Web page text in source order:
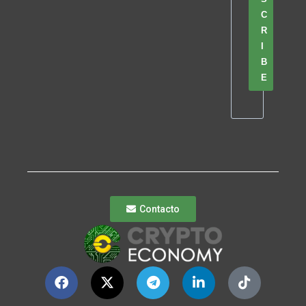
C
R
B
E
Contacto